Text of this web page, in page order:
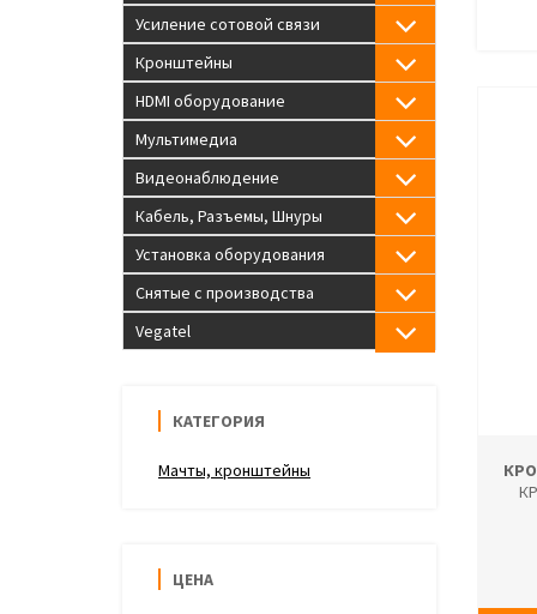
Усиление сотовой связи
Кронштейны
HDMI оборудование
Мультимедиа
Видеонаблюдение
Кабель, Разъемы, Шнуры
Установка оборудования
Снятые с производства
Vegatel
КАТЕГОРИЯ
Мачты, кронштейны
ЦЕНА